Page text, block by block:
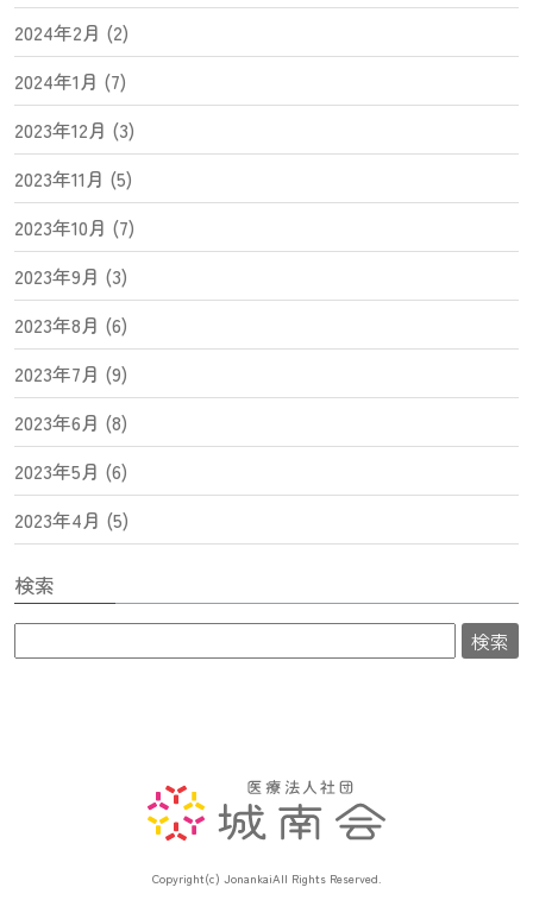
2024年2月 (2)
2024年1月 (7)
2023年12月 (3)
2023年11月 (5)
2023年10月 (7)
2023年9月 (3)
2023年8月 (6)
2023年7月 (9)
2023年6月 (8)
2023年5月 (6)
2023年4月 (5)
検索
Copyright(c) JonankaiAll Rights Reserved.